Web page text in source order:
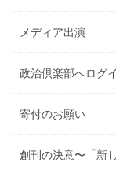
メディア出演
政治倶楽部へログ
寄付のお願い
創刊の決意〜「新